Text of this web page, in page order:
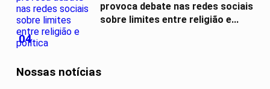
04
provoca debate nas redes sociais
sobre limites entre religião e...
Nossas notícias